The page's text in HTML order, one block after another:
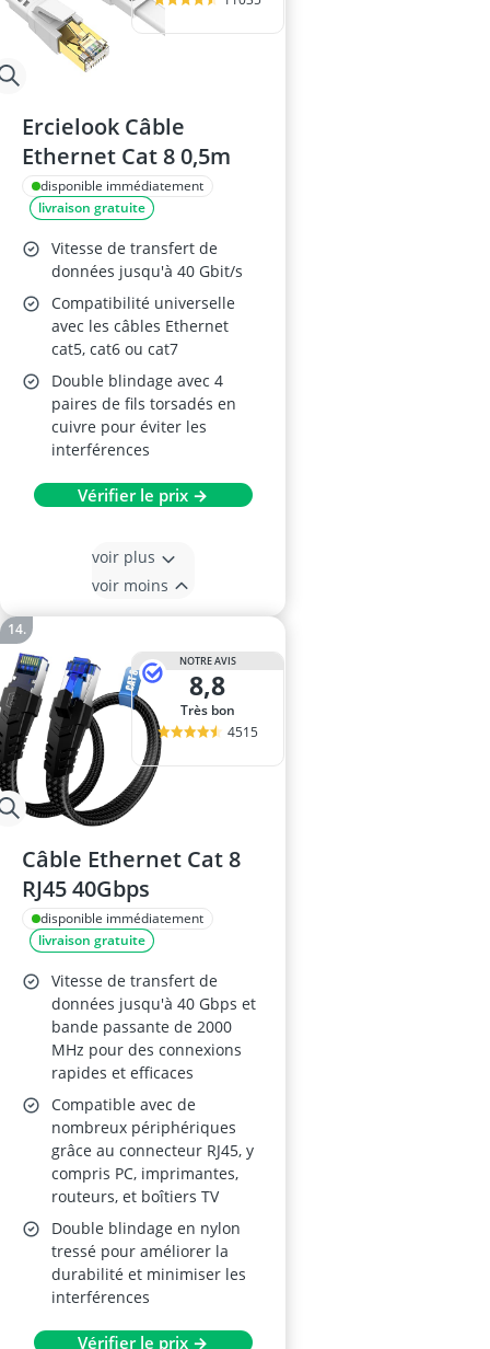
Ercielook Câble
Ethernet Cat 8 0,5m
disponible immédiatement
livraison gratuite
Vitesse de transfert de
données jusqu'à 40 Gbit/s
Compatibilité universelle
avec les câbles Ethernet
cat5, cat6 ou cat7
Double blindage avec 4
paires de fils torsadés en
cuivre pour éviter les
interférences
Vérifier le prix →
voir plus
voir moins
NOTRE AVIS
8,8
Très bon
4515
Câble Ethernet Cat 8
RJ45 40Gbps
disponible immédiatement
livraison gratuite
Vitesse de transfert de
données jusqu'à 40 Gbps et
bande passante de 2000
MHz pour des connexions
rapides et efficaces
Compatible avec de
nombreux périphériques
grâce au connecteur RJ45, y
compris PC, imprimantes,
routeurs, et boîtiers TV
Double blindage en nylon
tressé pour améliorer la
durabilité et minimiser les
interférences
Vérifier le prix →